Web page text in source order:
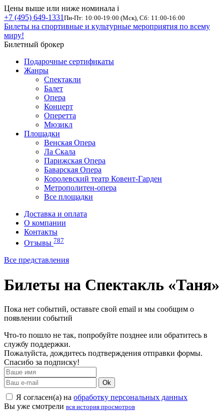
Цены выше или ниже номинала i
+7 (495) 649-1331 Пн-Пт: 10:00-19:00 (Мск), Сб: 11:00-16:00
Билеты на спортивные и культурные мероприятия по всему
миру!
Билетный брокер
Подарочные сертификаты
Жанры
Спектакли
Балет
Опера
Концерт
Оперетта
Мюзикл
Площадки
Венская Опера
Ла Скала
Парижская Опера
Баварская Опера
Королевский театр Ковент-Гарден
Метрополитен-опера
Все площадки
Доставка и оплата
О компании
Контакты
Отзывы 787
Все представления
Билеты на Спектакль «Таня»
Пока нет событий, оставьте свой email и мы сообщим о
появлении событий
Что-то пошло не так, попробуйте позднее или обратитесь в
службу поддержки.
Пожалуйста, дождитесь подтверждения отправки формы.
Спасибо за подписку!
Ok
Я согласен(а) на обработку персональных данных
Вы уже смотрели вся история просмотров